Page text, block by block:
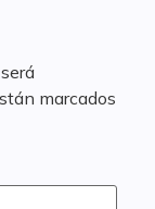
marcados